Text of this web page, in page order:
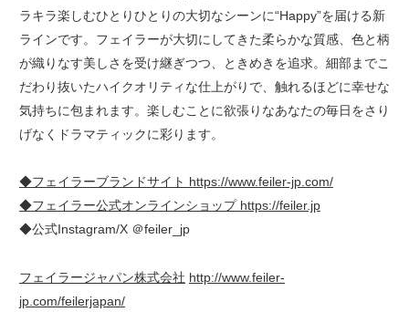
ラキラ楽しむひとりひとりの大切なシーンに“Happy”を届ける新
ラインです。フェイラーが大切にしてきた柔らかな質感、色と柄
が織りなす美しさを受け継ぎつつ、ときめきを追求。細部までこ
だわり抜いたハイクオリティな仕上がりで、触れるほどに幸せな
気持ちに包まれます。楽しむことに欲張りなあなたの毎日をさり
げなくドラマティックに彩ります。
◆フェイラーブランドサイト https://www.feiler-jp.com/
◆フェイラー公式オンラインショップ https://feiler.jp
◆公式Instagram/X ＠feiler_jp
フェイラージャパン株式会社 http://www.feiler-
jp.com/feilerjapan/